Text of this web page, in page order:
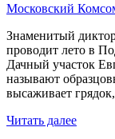
Московский
Знаменитый
проводит лето в
Дачный участок
называют
высаживает
Читать далее